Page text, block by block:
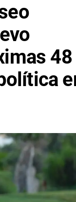
48